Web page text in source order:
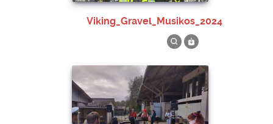
Viking_Gravel_Musikos_2024